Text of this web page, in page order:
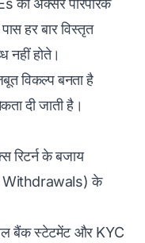
को अक्सर पारंपरिक
हर बार विस्तृत
नहीं होते।
विकल्प बनता है
दी जाती है।
रिटर्न के बजाय
Withdrawals) के
बैंक स्टेटमेंट और KYC